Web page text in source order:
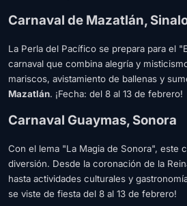
Carnaval de Mazatlán,
La Perla del Pacífico se prepara para el
carnaval que combina alegría y
mariscos, avistamiento de ballenas y
Mazatlán. ¡Fecha: del 8 al 13 de febrero!
Carnaval Guaymas, Sonora
Con el lema "La Magia de Sonora", este
diversión. Desde la coronación de la
hasta actividades culturales y
se viste de fiesta del 8 al 13 de febrero!